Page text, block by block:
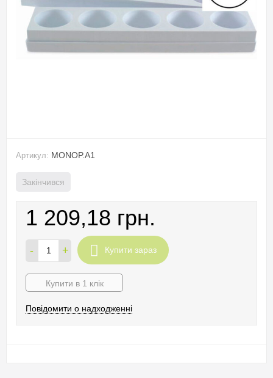
Артикул: MONOP.A1
Закінчився
1 209,18 грн.
- + Купити зараз
Купити в 1 клік
Повідомити о надходженні